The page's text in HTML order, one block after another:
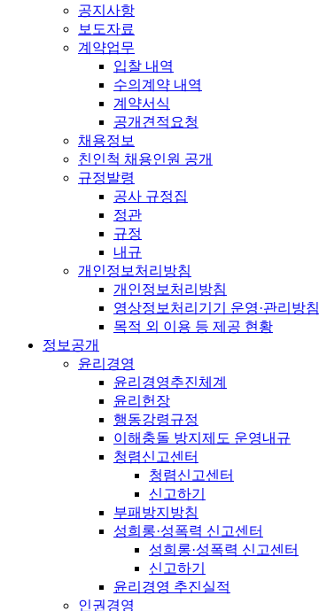
공지사항
보도자료
계약업무
입찰 내역
수의계약 내역
계약서식
공개견적요청
채용정보
친인척 채용인원 공개
규정발령
공사 규정집
정관
규정
내규
개인정보처리방침
개인정보처리방침
영상정보처리기기 운영·관리방침
목적 외 이용 등 제공 현황
정보공개
윤리경영
윤리경영추진체계
윤리헌장
행동강령규정
이해충돌 방지제도 운영내규
청렴신고센터
청렴신고센터
신고하기
부패방지방침
성희롱·성폭력 신고센터
성희롱·성폭력 신고센터
신고하기
윤리경영 추진실적
인권경영